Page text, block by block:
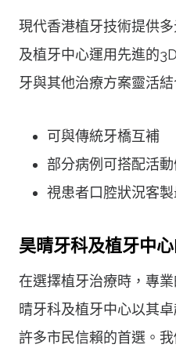
現代香港植牙技術提供
及植牙中心運用先進的
牙與其他治療方案靈活結
可與傳統牙橋互補
部分病例可搭配活
視患者口腔狀況客
昊晴牙科及植牙中
在選擇植牙治療時，專
晴牙科及植牙中心以其
許多市民信賴的首選。